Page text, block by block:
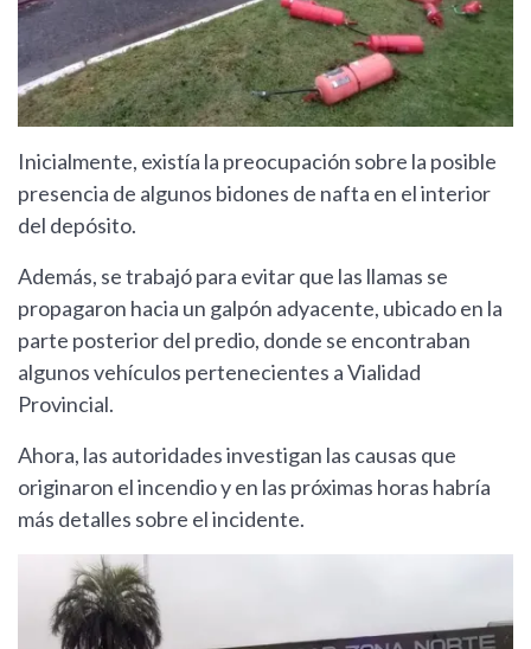
Inicialmente, existía la preocupación sobre la posible
presencia de algunos bidones de nafta en el interior
del depósito.
Además, se trabajó para evitar que las llamas se
propagaron hacia un galpón adyacente, ubicado en la
parte posterior del predio, donde se encontraban
algunos vehículos pertenecientes a Vialidad
Provincial.
Ahora, las autoridades investigan las causas que
originaron el incendio y en las próximas horas habría
más detalles sobre el incidente.